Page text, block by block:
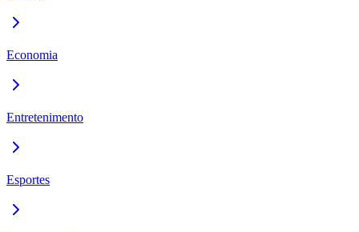
Economia
Entretenimento
Esportes